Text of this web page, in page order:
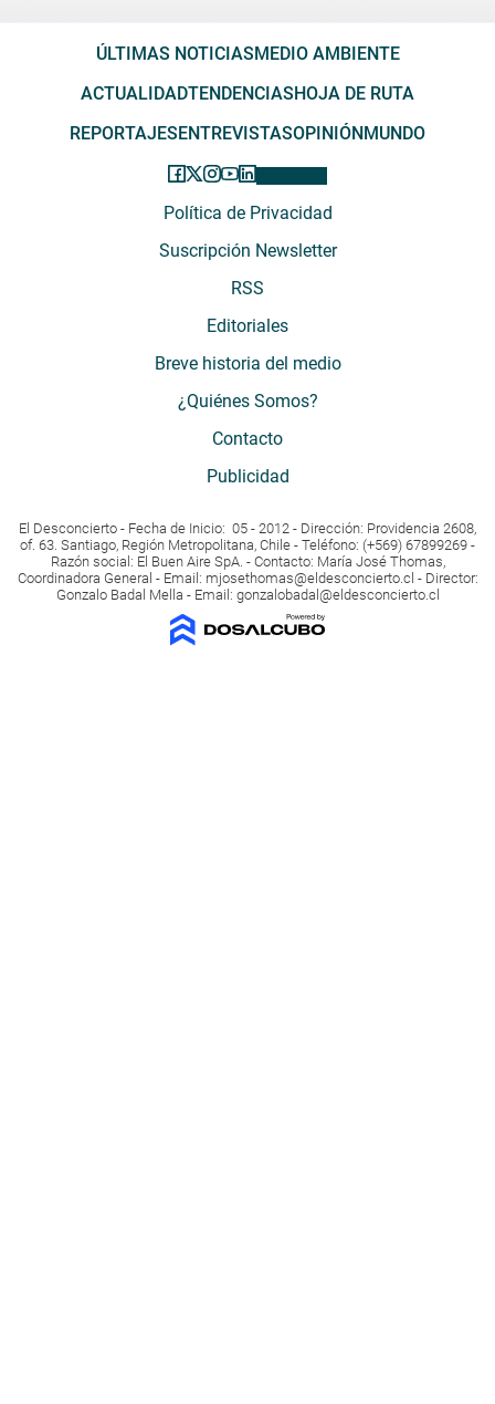
ÚLTIMAS NOTICIASMEDIO AMBIENTE
ACTUALIDADTENDENCIASHOJA DE RUTA
REPORTAJESENTREVISTASOPINIÓNMUNDO
Política de Privacidad
Suscripción Newsletter
RSS
Editoriales
Breve historia del medio
¿Quiénes Somos?
Contacto
Publicidad
El Desconcierto - Fecha de Inicio: 05 - 2012 - Dirección: Providencia 2608,
of. 63. Santiago, Región Metropolitana, Chile - Teléfono: (+569) 67899269 -
Razón social: El Buen Aire SpA. - Contacto: María José Thomas,
Coordinadora General - Email: mjosethomas@eldesconcierto.cl - Director:
Gonzalo Badal Mella - Email: gonzalobadal@eldesconcierto.cl